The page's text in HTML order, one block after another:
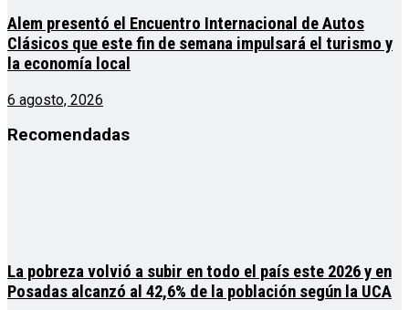
Alem presentó el Encuentro Internacional de Autos
Clásicos que este fin de semana impulsará el turismo y
la economía local
6 agosto, 2026
Recomendadas
La pobreza volvió a subir en todo el país este 2026 y en
Posadas alcanzó al 42,6% de la población según la UCA